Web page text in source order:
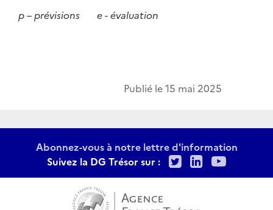
p – prévisions e - évaluation
Publié le15 mai 2025
Abonnez-vous à notre lettre d'information
Suivez la DG Trésor sur :
TwitterLinkedIn